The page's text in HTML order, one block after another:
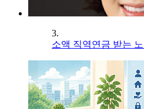
3.
소액 직역연금 받는